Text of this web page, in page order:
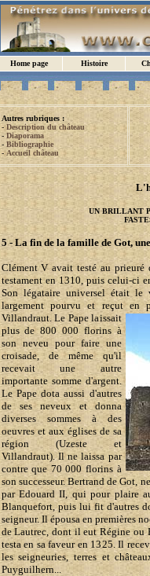
Home page Histoire
Autres rubriques :
-Description du château
- Diaporama
- Bibliographie
- Accueil château
UN BRILLANT
5 - La fin de la famille de Got,
Clément V avait testé au
testament en 1310, puis celui-ci
Son légataire universel était
largement pourvu et reçut en
Villandraut. Le Pape laissait
plus de 800 000 florins à
son neveu pour faire une
croisade, de même qu'il
recevait une autre
importante somme d'argent.
Le Pape dota aussi d'autres
de ses neveux et donna
diverses sommes à des
oeuvres et aux églises de sa
région (Uzeste et
Villandraut). Il ne laissa par
contre que 70 000 florins à
son successeur. Bertrand de Got,
par Edouard II, qui pour plaire
Blanquefort, puis lui fit d'autres
seigneur. Il épousa en premières
de Lautrec, dont il eut Régine ou
testa en sa faveur en 1325. Il
les seigneuries, terres et
Puyguilhern...